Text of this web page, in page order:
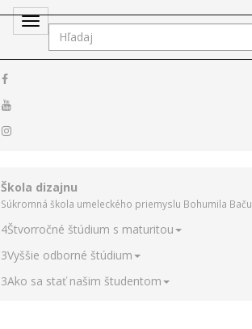
Toggle
navigation
Škola dizajnu
Súkromná škola umeleckého priemyslu Bohumila Baču
4Štvorročné štúdium s maturitou
3Vyššie odborné štúdium
3Ako sa stať našim študentom